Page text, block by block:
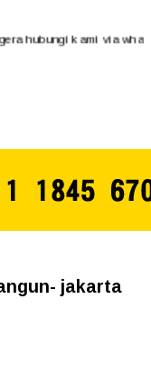
kami via
jakarta